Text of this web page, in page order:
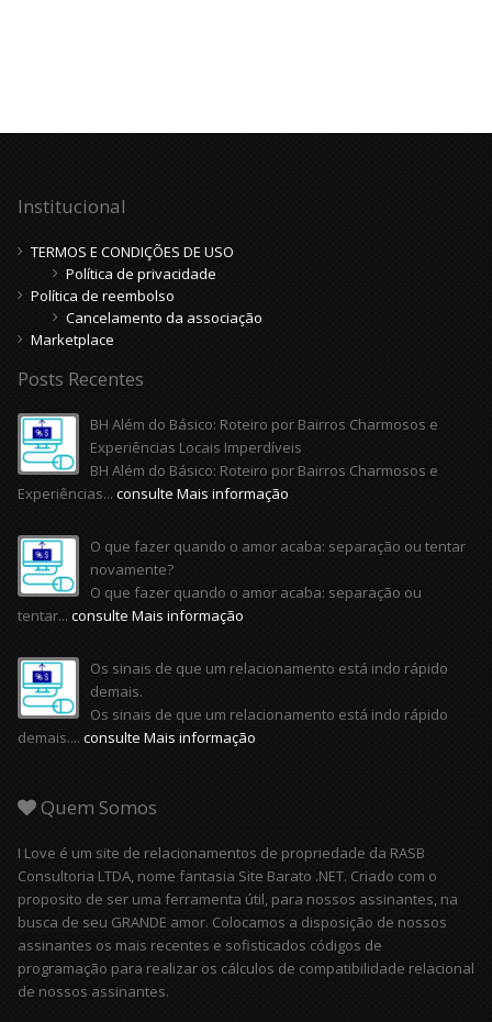
Institucional
TERMOS E CONDIÇÕES DE USO
Política de privacidade
Política de reembolso
Cancelamento da associação
Marketplace
Posts Recentes
BH Além do Básico: Roteiro por Bairros Charmosos e
Experiências Locais Imperdíveis
BH Além do Básico: Roteiro por Bairros Charmosos e
Experiências... consulte Mais informação
O que fazer quando o amor acaba: separação ou tentar
novamente?
O que fazer quando o amor acaba: separação ou
tentar... consulte Mais informação
Os sinais de que um relacionamento está indo rápido
demais.
Os sinais de que um relacionamento está indo rápido
demais.... consulte Mais informação
Quem Somos
I Love é um site de relacionamentos de propriedade da RASB
Consultoria LTDA, nome fantasia Site Barato .NET. Criado com o
proposito de ser uma ferramenta útil, para nossos assinantes, na
busca de seu GRANDE amor. Colocamos a disposição de nossos
assinantes os mais recentes e sofisticados códigos de
programação para realizar os cálculos de compatibilidade relacional
de nossos assinantes.